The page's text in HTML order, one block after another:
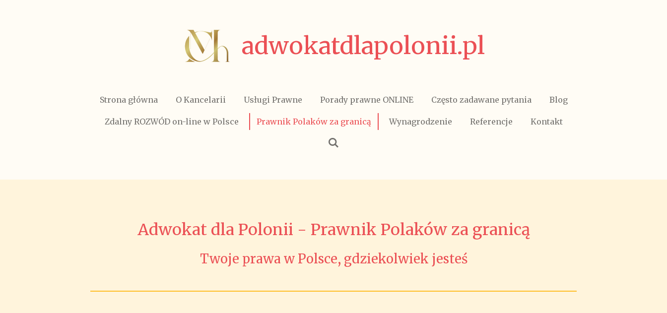
adwokatdlapolonii.pl
Strona główna O Kancelarii Usługi Prawne Porady prawne ONLINE Często zadawane pytania Blog
Zdalny ROZWÓD on-line w Polsce Prawnik Polaków za granicą Wynagrodzenie Referencje Kontakt
Adwokat dla Polonii - Prawnik Polaków za granicą
Twoje prawa w Polsce, gdziekolwiek jesteś